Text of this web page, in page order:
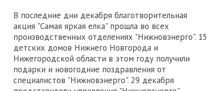
В последние дни декабря благотворительная
акция "Самая яркая елка" прошла во всех
производственных отделениях "Нижновэнерго". 15
детских домов Нижнего Новгорода и
Нижегородской области в этом году получили
подарки и новогодние поздравления от
специалистов "Нижновэнерго". 29 декабря